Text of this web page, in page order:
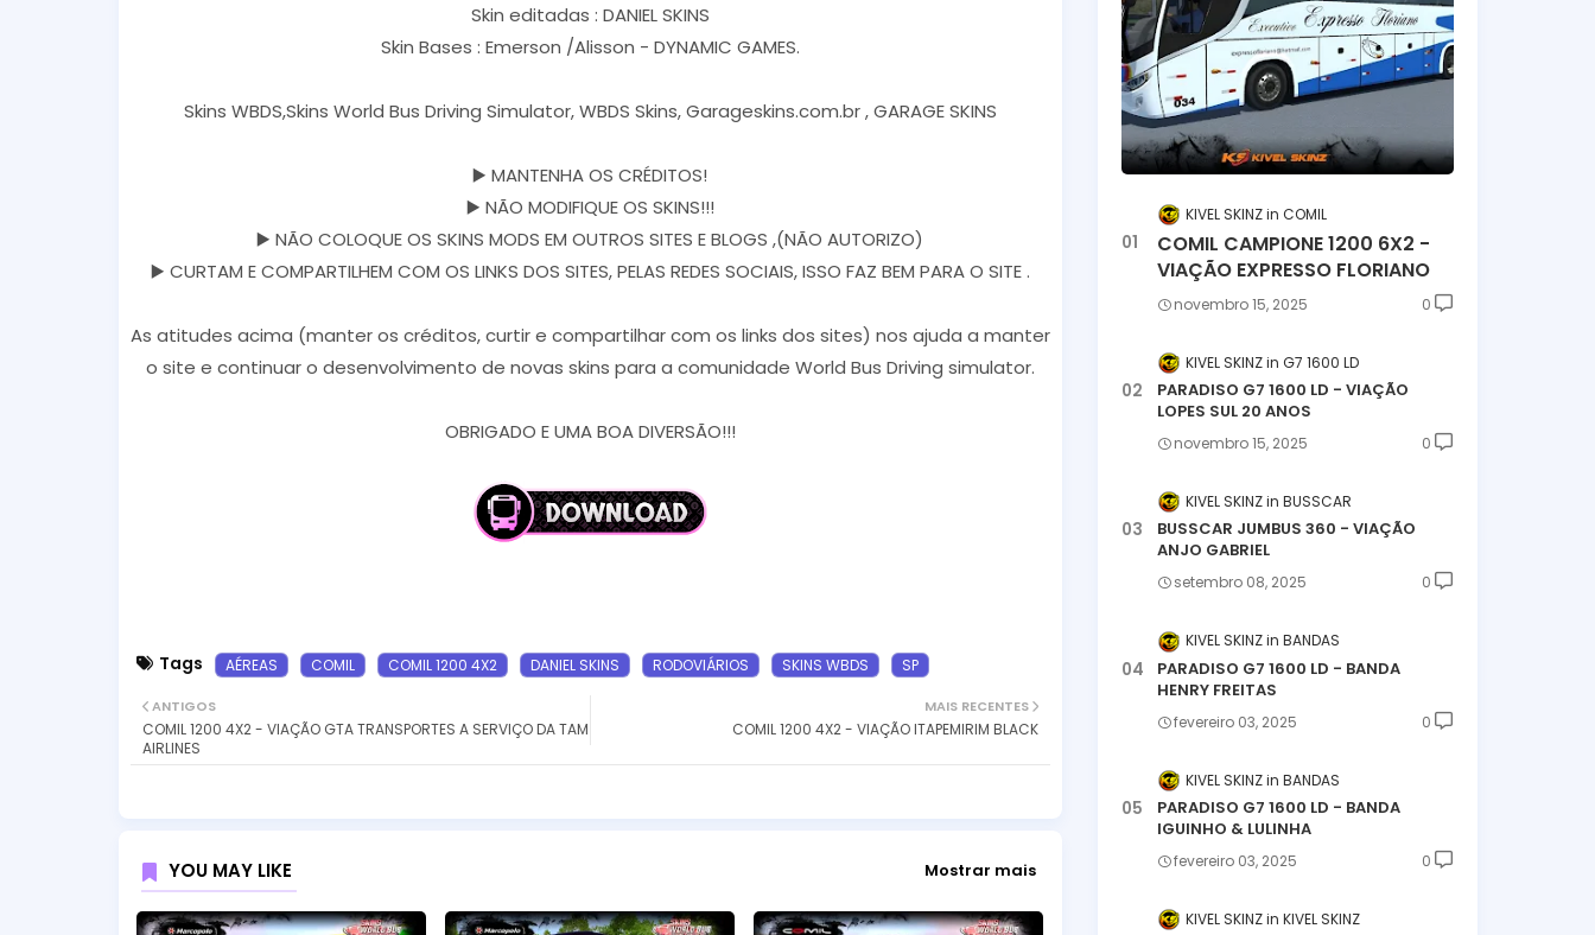
Skin editadas : DANIEL SKINS
Skin Bases : Emerson /Alisson - DYNAMIC GAMES.
Skins WBDS,Skins World Bus Driving Simulator, WBDS Skins, Garageskins.com.br , GARAGE SKINS
▶️ MANTENHA OS CRÉDITOS!
▶️ NÃO MODIFIQUE OS SKINS!!!
▶️ NÃO COLOQUE OS SKINS MODS EM OUTROS SITES E BLOGS ,(NÃO AUTORIZO)
▶️ CURTAM E COMPARTILHEM COM OS LINKS DOS SITES, PELAS REDES SOCIAIS, ISSO FAZ BEM PARA O SITE .
As atitudes acima (manter os créditos, curtir e compartilhar com os links dos sites) nos ajuda a manter
o site e continuar o desenvolvimento de novas skins para a comunidade World Bus Driving simulator.
OBRIGADO E UMA BOA DIVERSÃO!!!
Tags AÉREAS COMIL COMIL 1200 4X2 DANIEL SKINS RODOVIÁRIOS SKINS WBDS SP
MAIS RECENTES
COMIL 1200 4X2 - VIAÇÃO ITAPEMIRIM BLACK
ANTIGOS
COMIL 1200 4X2 - VIAÇÃO GTA TRANSPORTES A SERVIÇO DA TAM
AIRLINES
YOU MAY LIKE Mostrar mais
KIVEL SKINZ COMIL
COMIL CAMPIONE 1200 6X2 -
VIAÇÃO EXPRESSO FLORIANO
novembro 15, 2025 0
KIVEL SKINZ G7 1600 LD
PARADISO G7 1600 LD - VIAÇÃO
LOPES SUL 20 ANOS
novembro 15, 2025 0
KIVEL SKINZ BUSSCAR
BUSSCAR JUMBUS 360 - VIAÇÃO
ANJO GABRIEL
setembro 08, 2025 0
KIVEL SKINZ BANDAS
PARADISO G7 1600 LD - BANDA
HENRY FREITAS
fevereiro 03, 2025 0
KIVEL SKINZ BANDAS
PARADISO G7 1600 LD - BANDA
IGUINHO & LULINHA
fevereiro 03, 2025 0
KIVEL SKINZ KIVEL SKINZ